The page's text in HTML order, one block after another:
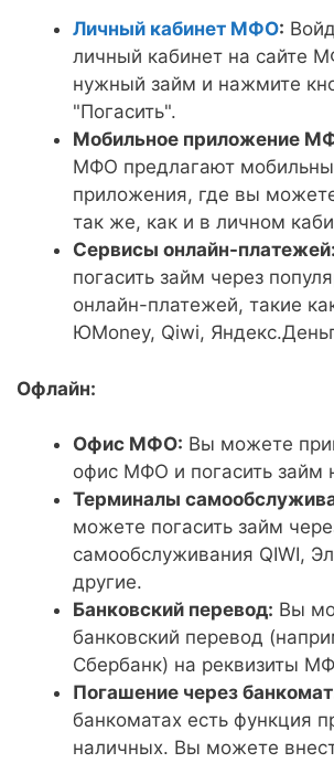
Личный кабинет МФО:
личный кабинет на сайте
нужный займ и нажмите
"Погасить".
Мобильное приложение
МФО предлагают
приложения, где вы
так же, как и в личном
Сервисы онлайн-платежей:
погасить займ через
онлайн-платежей, такие
ЮMoney, Qiwi,
Офлайн:
Офис МФО: Вы можете
офис МФО и погасить займ
Терминалы
можете погасить займ
самообслуживания QIWI,
другие.
Банковский перевод: Вы
банковский перевод
Сбербанк) на реквизиты
Погашение через
банкоматах есть функция
наличных. Вы можете